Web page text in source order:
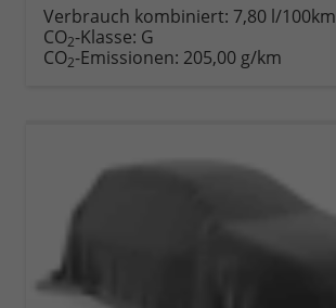
Verbrauch kombiniert: 7,80 l/100km
CO2-Klasse: G
CO2-Emissionen: 205,00 g/km